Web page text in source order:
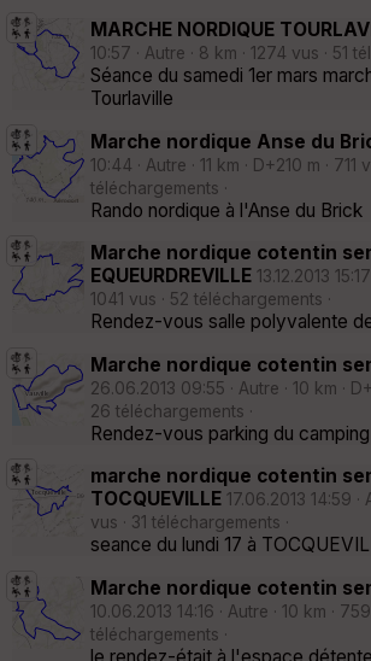
MARCHE NORDIQUE
10:57 · Autre · 8 km · 1274 vus · 51
Séance du samedi 1er mars
Tourlaville
Marche nordique Anse du
10:44 · Autre · 11 km · D+210 m · 711
téléchargements ·
Rando nordique à l'Anse du Brick
Marche nordique cotentin
EQUEURDREVILLE 13.12.2013
1041 vus · 52 téléchargements ·
Rendez-vous salle polyvalente
Marche nordique cotentin
26.06.2013 09:55 · Autre · 10 km ·
26 téléchargements ·
Rendez-vous parking du
marche nordique cotentin
TOCQUEVILLE 17.06.2013 14:59 ·
vus · 31 téléchargements ·
seance du lundi 17 à
Marche nordique cotentin
10.06.2013 14:16 · Autre · 10 km ·
téléchargements ·